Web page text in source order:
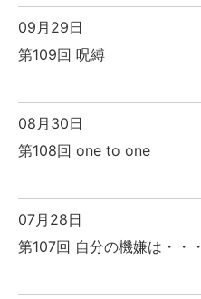
09月29日
第109回 呪縛
08月30日
第108回 one to one
07月28日
第107回 自分の機嫌は・・・